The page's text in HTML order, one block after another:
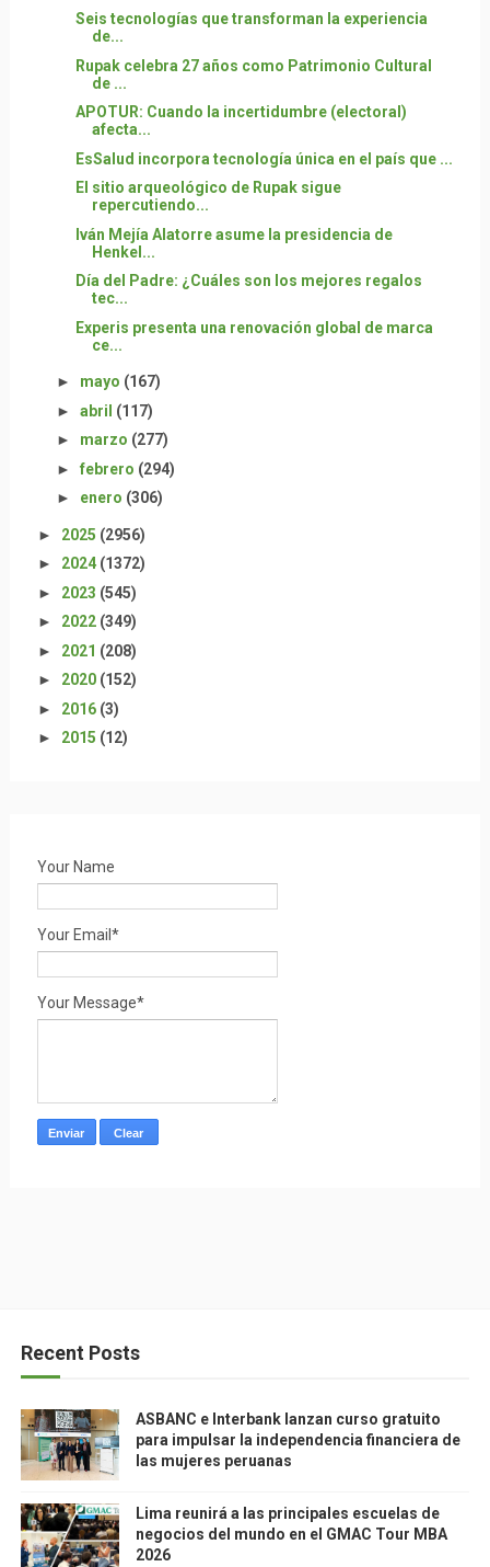
Seis tecnologías que transforman la experiencia
de...
Rupak celebra 27 años como Patrimonio Cultural
de ...
APOTUR: Cuando la incertidumbre (electoral)
afecta...
EsSalud incorpora tecnología única en el país que ...
El sitio arqueológico de Rupak sigue
repercutiendo...
Iván Mejía Alatorre asume la presidencia de
Henkel...
Día del Padre: ¿Cuáles son los mejores regalos
tec...
Experis presenta una renovación global de marca
ce...
► mayo (167)
► abril (117)
► marzo (277)
► febrero (294)
► enero (306)
► 2025 (2956)
► 2024 (1372)
► 2023 (545)
► 2022 (349)
► 2021 (208)
► 2020 (152)
► 2016 (3)
► 2015 (12)
Your Name
Your Email*
Your Message*
Recent Posts
ASBANC e Interbank lanzan curso gratuito
para impulsar la independencia financiera de
las mujeres peruanas
Lima reunirá a las principales escuelas de
negocios del mundo en el GMAC Tour MBA
2026